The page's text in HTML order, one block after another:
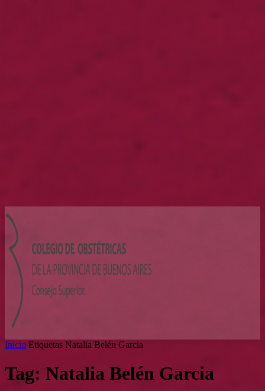
Inicio Etiquetas Natalia Belén Garcia
Tag: Natalia Belén Garcia